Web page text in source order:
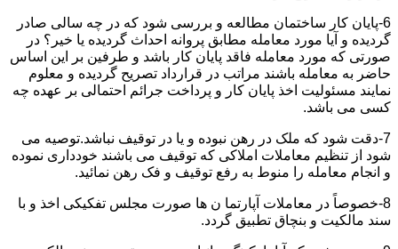
6-پایان کار ساختمان مطالعه و بررسی شود که در چه سالی صادر
گردیده و آیا مورد معامله مطابق پروانه احداث گردیده یا خیر؟ در
صورتی که مورد معامله فاقد پایان کار باشد و طرفین بر این اساس
حاضر به معامله باشند مراتب در قرارداد تصریح گردیده و معلوم
نمایند مسئولیت اخذ پایان کار و پرداخت جرائم احتمالی بر عهده چه
کسی می باشد.
7-دقت شود که ملک در رهن نبوده و یا در توقیف نباشد.توصیه می
شود از تنظیم معاملات املاکی که توقیف می باشند خودداری نموده
و انجام معامله را منوط به رفع توقیف و فک رهن نمائید.
8-خصوصاً در معاملات آپارتما ن ها صورت مجلس تفکیکی اخذ و با
سند مالکیت و بنچاق تطبیق گردد.